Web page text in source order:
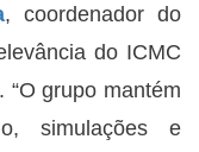
, coordenador do
do ICMC
grupo mantém
simulações e